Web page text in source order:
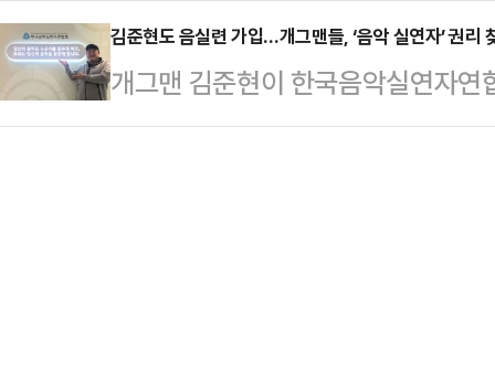
자다. 그는 건물주의 여유 대신 배
을 연기한다.가짜 납치극이나 그 과
설정도 하정우를 거치면 당…
말이다. 이 방송에서 그는 만 10살
해 자퇴를 선택했고, 이후 목표로
을 전했다. 그럼에도 작사와 작곡,
김준현도 음실련 가입…개그맨들, ‘음악 실연자’ 권리
개그맨 김준현이 한국음악실연자
일 음실련에 따르면 김준현은 지난